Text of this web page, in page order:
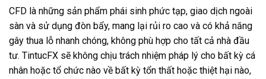
CFD là những sản phẩm phái sinh phức tạp, giao dịch ngoài
sàn và sử dụng đòn bẩy, mang lại rủi ro cao và có khả năng
gây thua lỗ nhanh chóng, không phù hợp cho tất cả nhà đầu
tư. TintucFX sẽ không chịu trách nhiệm pháp lý cho bất kỳ cá
nhân hoặc tổ chức nào về bất kỳ tổn thất hoặc thiệt hại nào,